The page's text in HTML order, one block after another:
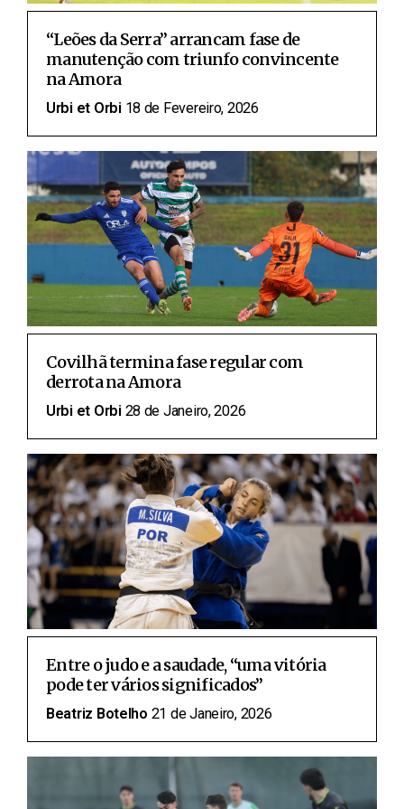
“Leões da Serra” arrancam fase de
manutenção com triunfo convincente
na Amora
Urbi et Orbi 18 de Fevereiro, 2026
Covilhã termina fase regular com
derrota na Amora
Urbi et Orbi 28 de Janeiro, 2026
Entre o judo e a saudade, “uma vitória
pode ter vários significados”
Beatriz Botelho 21 de Janeiro, 2026